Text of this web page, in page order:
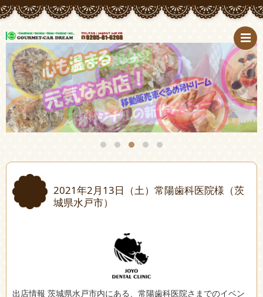
2021年2月13日（土）常陽歯科医院様（茨
城県水戸市）
出店情報 茨城県水戸市内にある、常陽歯科医院さまでのイベン